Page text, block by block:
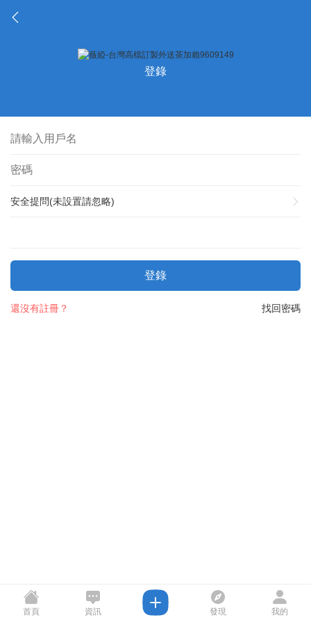
登錄
安全提問(未設置請忽略)
登錄
找回密碼
還沒有註冊？
首頁 資訊 發現 我的